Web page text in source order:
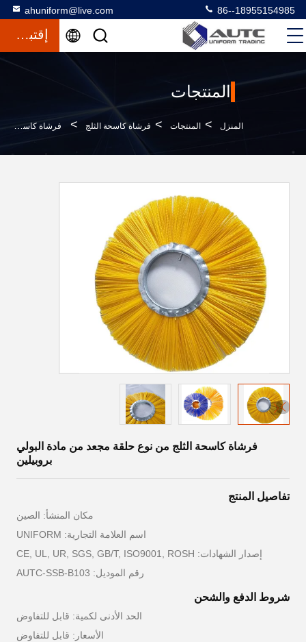
ahuniform@live.com 86--18955154985
إقتباس
المنتجات
المنزل > المنتجات > فرشاة كاسحة الثلج > فرشاة كاسحة الثلج من نوع حلقة مجعد من مادة البولي بروبيلين
فرشاة كاسحة الثلج من نوع حلقة مجعد من مادة البولي
بروبيلين
تفاصيل المنتج
مكان المنشأ: الصين
اسم العلامة التجارية: UNIFORM
إصدار الشهادات: CE, UL, UR, SGS, GB/T, ISO9001, ROSH
رقم الموديل: AUTC-SSB-B103
شروط الدفع والشحن
الحد الأدنى لكمية: قابل للتفاوض
الأسعار: قابل للتفاوض